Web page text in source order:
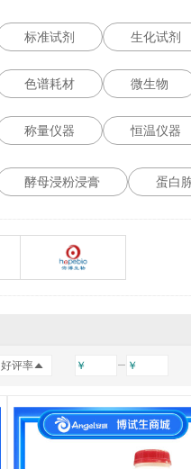
标准试剂 生化试剂
色谱耗材 微生物
称量仪器 恒温仪器
酵母浸粉浸膏 蛋白
好评率 ￥ ￥